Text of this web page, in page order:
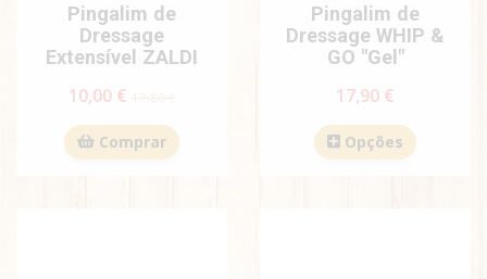
Pingalim de
Dressage
Extensível ZALDI
10,00 €
Comprar
Pingalim de
Dressage WHIP &
GO "Gel"
17,90 €
Opções